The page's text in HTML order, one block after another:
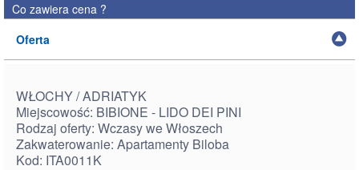
Co zawiera cena ?
Oferta
WŁOCHY / ADRIATYK
Miejscowość: BIBIONE - LIDO DEI PINI
Rodzaj oferty: Wczasy we Włoszech
Zakwaterowanie: Apartamenty Biloba
Kod: ITA0011K